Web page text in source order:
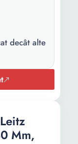
decât alte
Mm,